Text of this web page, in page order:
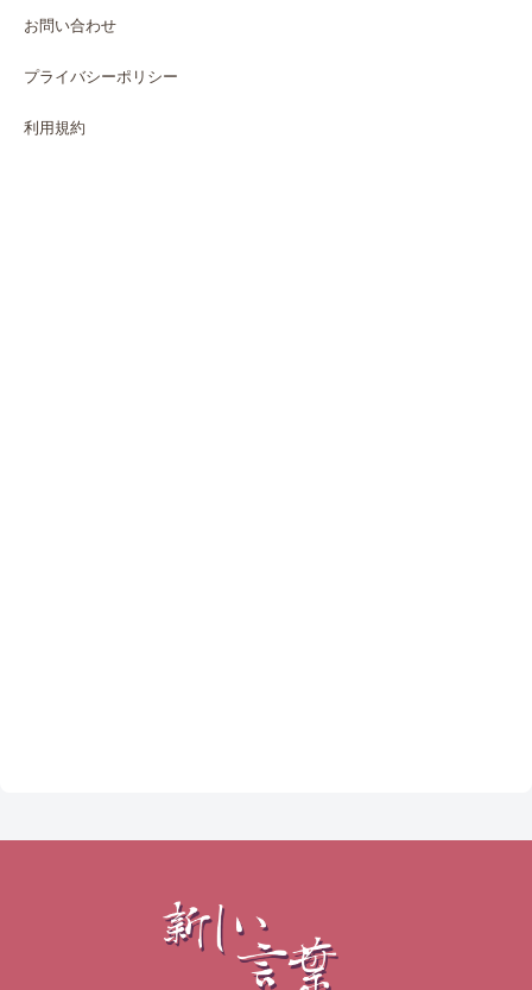
お問い合わせ
プライバシーポリシー
利用規約